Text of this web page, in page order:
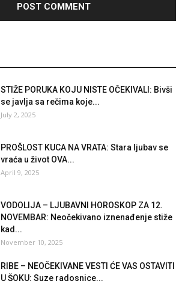
STIŽE PORUKA KOJU NISTE OČEKIVALI: Bivši
se javlja sa rečima koje...
July 2, 2025
PROŠLOST KUCA NA VRATA: Stara ljubav se
vraća u život OVA...
April 9, 2025
VODOLIJA – LJUBAVNI HOROSKOP ZA 12.
NOVEMBAR: Neočekivano iznenađenje stiže
kad...
November 10, 2025
RIBE – NEOČEKIVANE VESTI ĆE VAS OSTAVITI
U ŠOKU: Suze radosnice...